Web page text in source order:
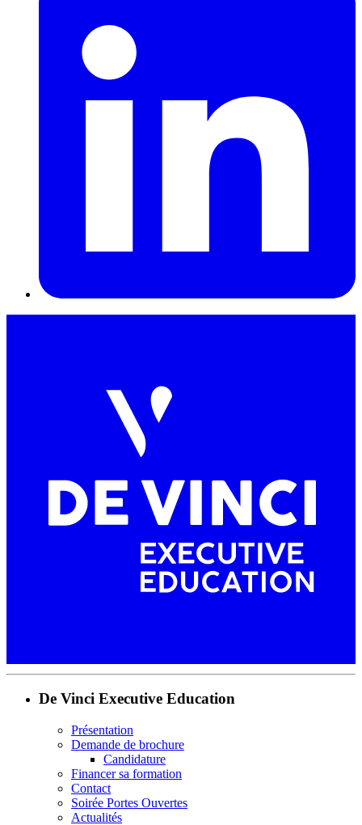
De Vinci Executive Education
Présentation
Demande de brochure
Candidature
Financer sa formation
Contact
Soirée Portes Ouvertes
Actualités